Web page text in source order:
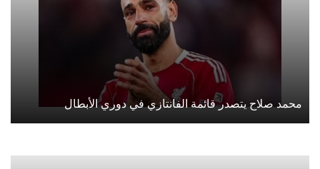
محمد صلاح يتصدر قائمة الفانتازي في دوري الأبطال